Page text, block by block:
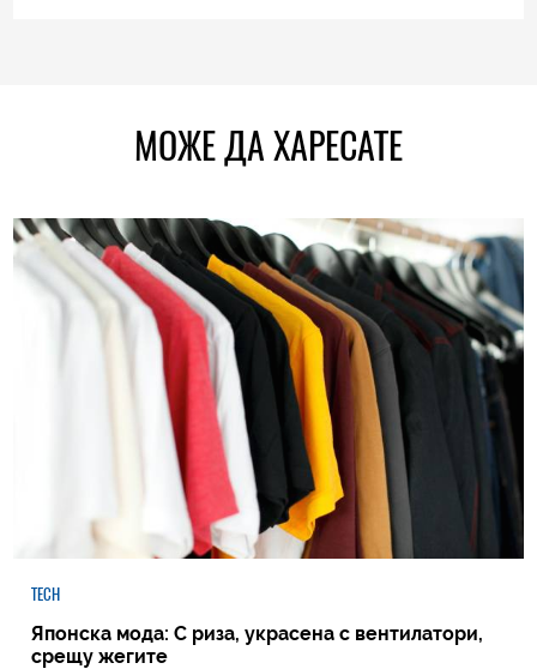
МОЖЕ ДА ХАРЕСАТЕ
TECH
Японска мода: С риза, украсена с вентилатори,
срещу жегите